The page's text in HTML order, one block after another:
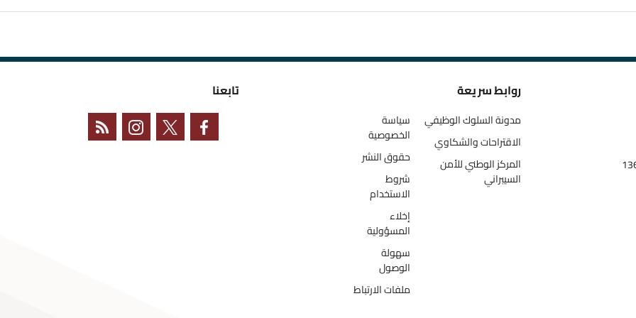
روابط سريعة
مدونة السلوك الوظيفي
الاقتراحات والشكاوي
المركز الوطني للأمن
السيبراني
سياسة
الخصوصية
حقوق النشر
شروط
الاستخدام
إخلاء
المسؤولية
سهولة
الوصول
ملفات الارتباط
تابعنا